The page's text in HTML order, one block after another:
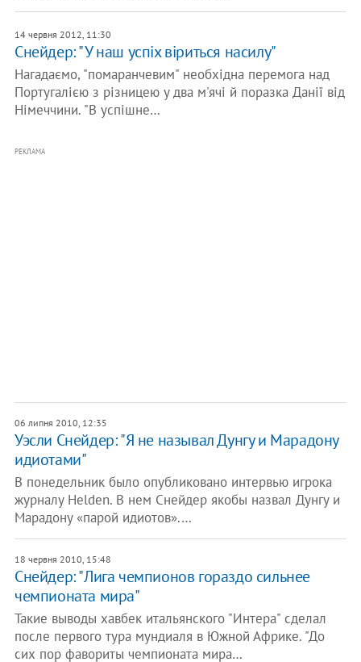
14 червня 2012, 11:30
Снейдер: "У наш успіх віриться насилу"
Нагадаємо, "помаранчевим" необхідна перемога над
Португалією з різницею у два м'ячі й поразка Данії від
Німеччини. "В успішне…
РЕКЛАМА
06 липня 2010, 12:35
Уэсли Снейдер: "Я не называл Дунгу и Марадону
идиотами"
В понедельник было опубликовано интервью игрока
журналу Helden. В нем Снейдер якобы назвал Дунгу и
Марадону «парой идиотов».…
18 червня 2010, 15:48
Снейдер: "Лига чемпионов гораздо сильнее
чемпионата мира"
Такие выводы хавбек итальянского "Интера" сделал
после первого тура мундиаля в Южной Африке. "До
сих пор фавориты чемпионата мира…